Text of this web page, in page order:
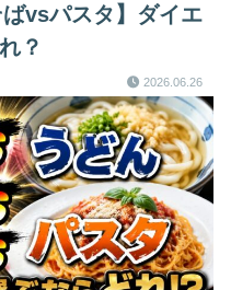
vsパスタ】ダイエ
？
2026.06.26